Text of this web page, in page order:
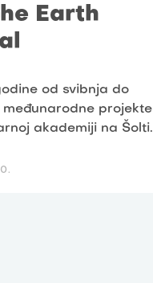
Earth
od svibnja do
projekte
akademiji na Šolti.